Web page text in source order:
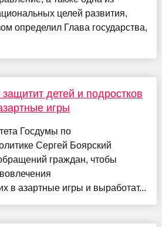
целей развития,
определил Глава государства,
детей и подростков
игры
Госдумы по
Сергей Боярский
граждан, чтобы
в азартные игры и выработат...